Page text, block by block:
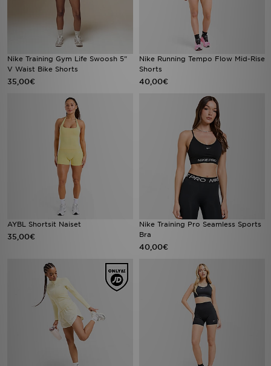
Nike Training Gym Life Swoosh 5"
V Waist Bike Shorts
35,00€
Nike Running Tempo Flow Mid-Rise
Shorts
40,00€
AYBL Shortsit Naiset
35,00€
Nike Training Pro Seamless Sports
Bra
40,00€